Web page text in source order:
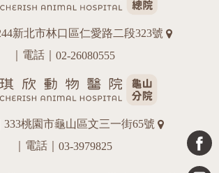
新北市林口區仁愛路二段323號
｜電話｜ 02-26080555
333桃園市龜山區文三一街65號
｜電話｜ 03-3979825